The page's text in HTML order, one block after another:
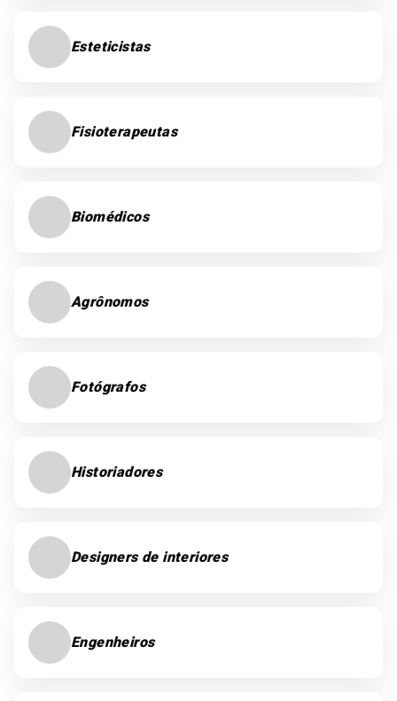
Esteticistas
Fisioterapeutas
Biomédicos
Agrônomos
Fotógrafos
Historiadores
Designers de interiores
Engenheiros